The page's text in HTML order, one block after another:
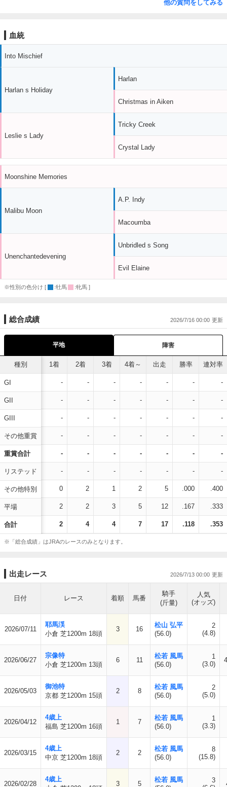
他の質問をしてみる
血統
Into Mischief
Harlan s Holiday
Leslie s Lady
Harlan
Christmas in Aiken
Tricky Creek
Crystal Lady
Moonshine Memories
Malibu Moon
Unenchantedevening
A.P. Indy
Macoumba
Unbridled s Song
Evil Elaine
※性別の色分け [ :牡馬 :牝馬 ]
総合成績 2026/7/16 00:00
平地 障害
種別
GI
GII
GIII
その他重賞
重賞合計
リステッド
その他特別
平場
合計
1着 2着 3着 4着～ 出走 勝率 連対率
- - - - - - -
- - - - - - -
- - - - - - -
- - - - - - -
- - - - - - -
- - - - - - -
0 2 1 2 5 .000 .400
2 2 3 5 12 .167 .333
2 4 4 7 17 .118 .353
※「総合成績」はJRAのレースのみとなります。
出走レース 2026/7/13 00:00
日付 レース 着順 馬番
騎手
(斤量)
人気
(オッズ)
2026/07/11
耶馬渓
小倉 芝1200m 18頭
3 16
松山 弘平
(56.0)
2
(4.8)
2026/06/27
宗像特
小倉 芝1200m 13頭
6 11
松若 風馬
(56.0)
1
(3.0)
2026/05/03
御池特
京都 芝1200m 15頭
2 8
松若 風馬
(56.0)
2
(5.0)
2026/04/12
4歳上
福島 芝1200m 16頭
1 7
松若 風馬
(56.0)
1
(3.3)
2026/03/15
4歳上
中京 芝1200m 18頭
2 2
松若 風馬
(56.0)
8
(15.8)
2026/02/28
4歳上
3 5
松若 風馬
3